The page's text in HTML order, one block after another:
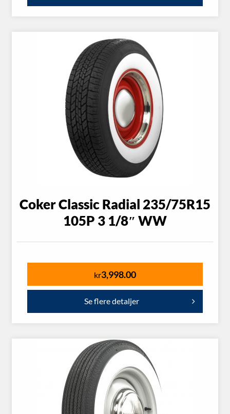
Coker Classic Radial 235/75R15
105P 3 1/8″ WW
kr3,998.00
Se flere detaljer